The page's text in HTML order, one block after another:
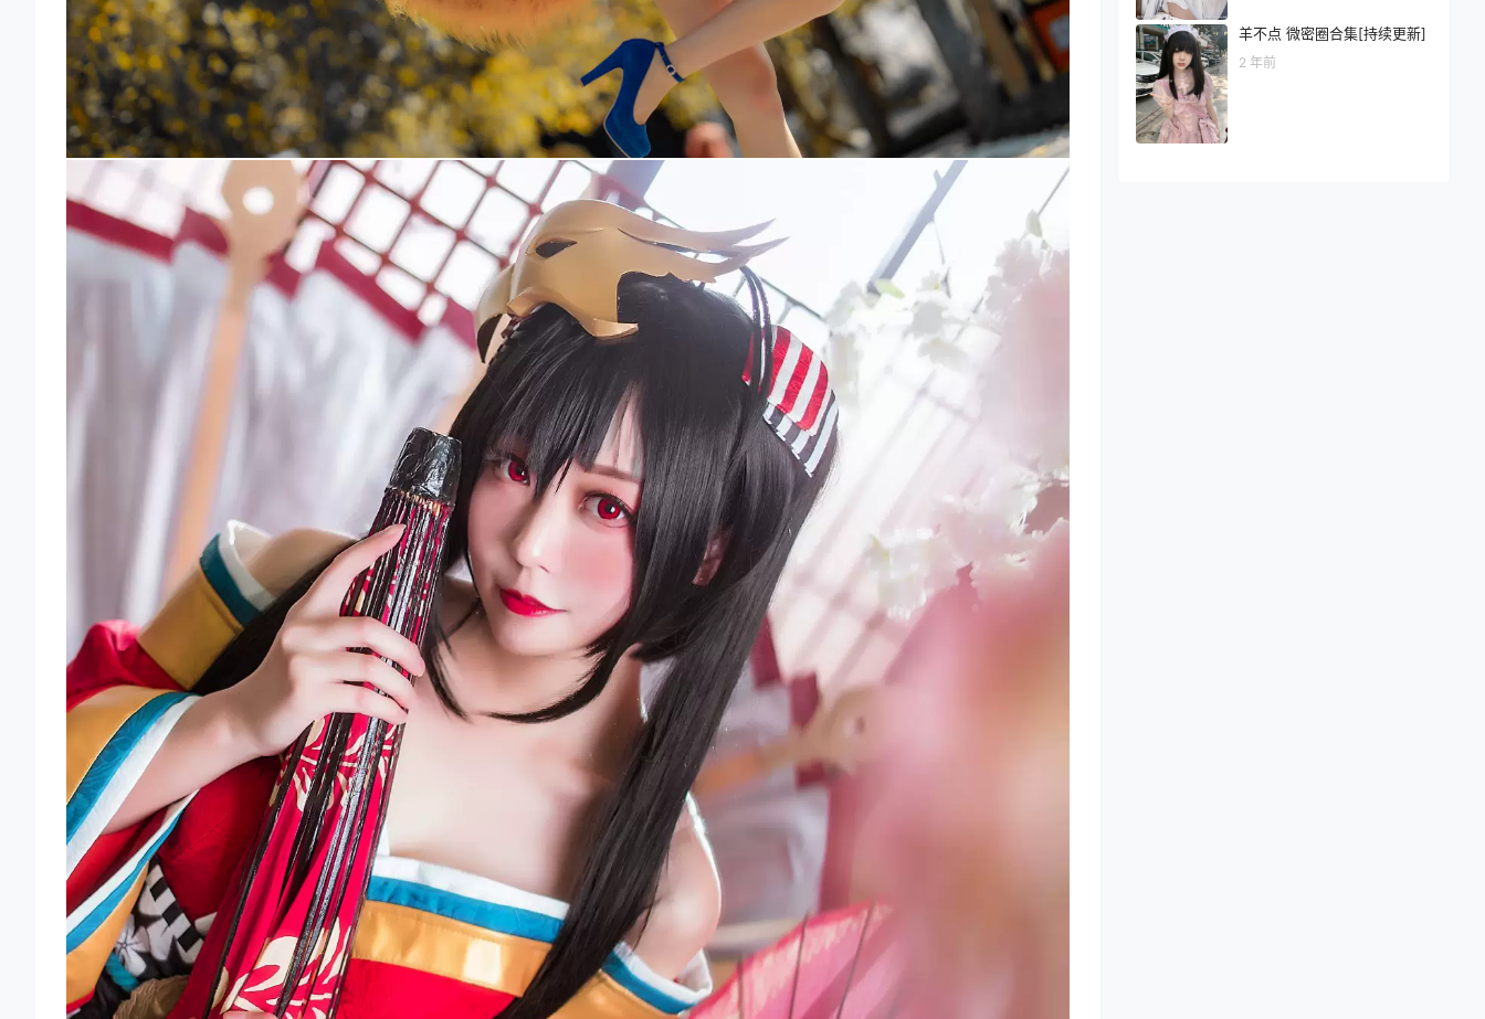
羊不点 微密圈合集[持续更新]
2 年前